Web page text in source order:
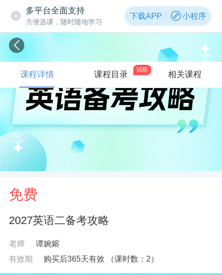
多平台全面支持
方便选课，随时随地学习
下载APP 小程序
免费
2027英语二备考攻略
老师
谭婉嫆
有效期
购买后365天有效 （课时数： 2）
课程详情 课程目录
试听
相关课程